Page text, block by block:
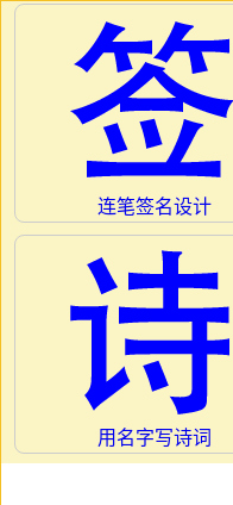
连笔签名设计
用名字写诗词